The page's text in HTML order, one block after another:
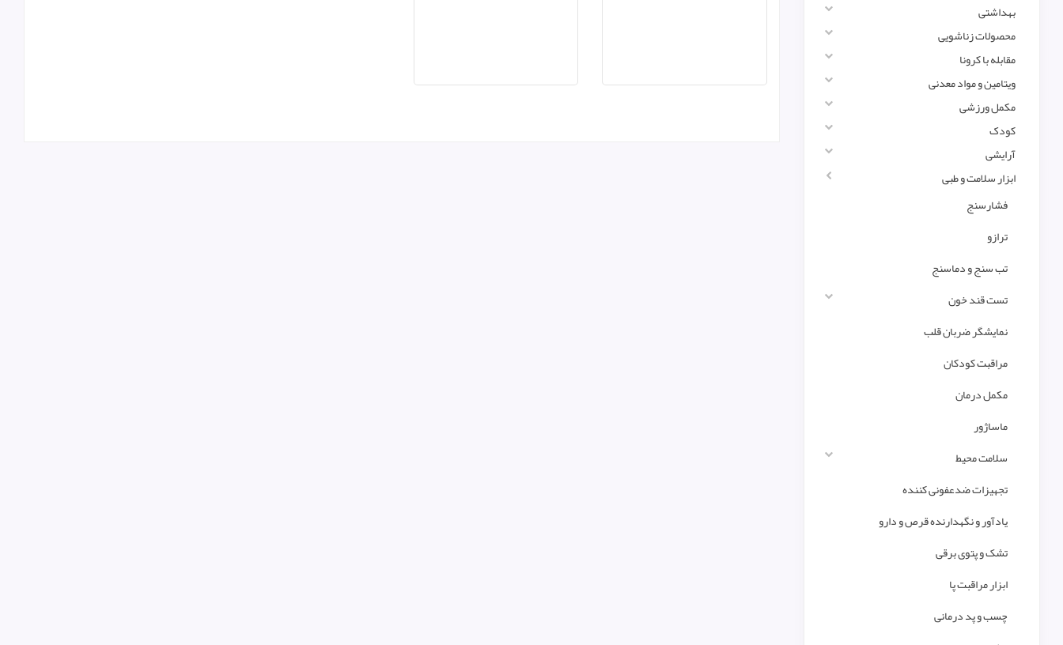
بهداشتی
محصولات زناشویی
مقابله با کرونا
ویتامین و مواد معدنی
مکمل ورزشی
کودک
آرایشی
ابزار سلامت و طبی
فشارسنج
ترازو
تب سنج و دماسنج
تست قند خون
نمایشگر ضربان قلب
مراقبت کودکان
مکمل درمان
ماساژور
سلامت محیط
تجهیزات ضدعفونی کننده
یادآور و نگهدارنده قرص و دارو
تشک و پتوی برقی
ابزار مراقبت پا
چسب و پد درمانی